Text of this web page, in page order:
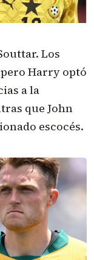
Los
Harry optó
a la
que John
escocés.